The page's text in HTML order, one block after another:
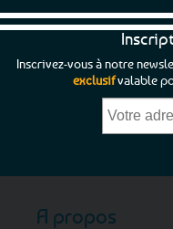
Inscrivez-vous à notre
exclusifvalable
A propos